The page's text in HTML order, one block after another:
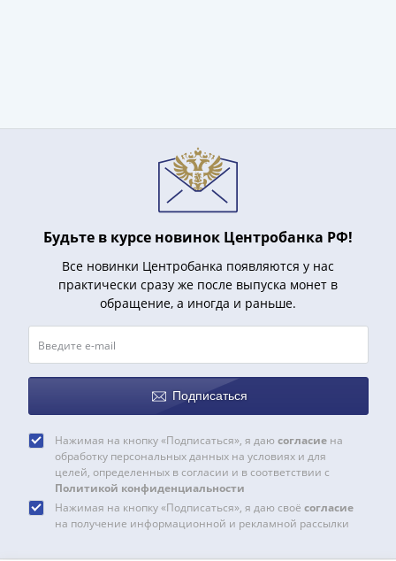
Будьте в курсе новинок Центробанка РФ!
Все новинки Центробанка появляются у нас
практически сразу же после выпуска монет в
обращение, а иногда и раньше.
Подписаться
Нажимая на кнопку «Подписаться», я даю согласиена
обработку персональных данных на условиях и для
целей, определенных в согласии и в соответствии с
Политикой конфиденциальности
Нажимая на кнопку «Подписаться», я даю своё согласие
на получение информационной и рекламной рассылки